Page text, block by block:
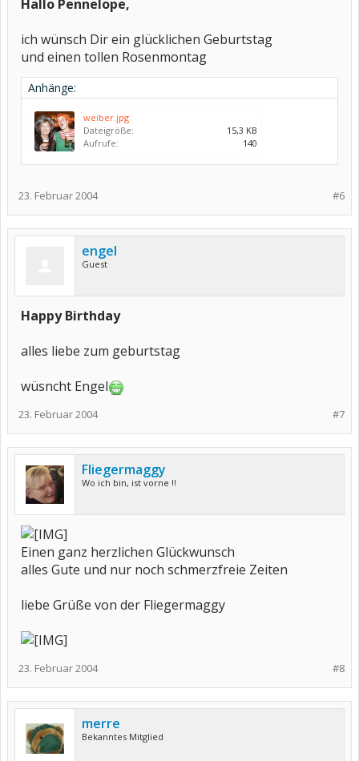
Hallo Pennelope,
ich wünsch Dir ein glücklichen Geburtstag
und einen tollen Rosenmontag
Anhänge:
weiber.jpg
Dateigröße:
15,3 KB
Aufrufe:
140
#6
23. Februar 2004
engel
Guest
Happy Birthday
alles liebe zum geburtstag
wüsncht Engel
#7
23. Februar 2004
Fliegermaggy
Wo ich bin, ist vorne !!
Einen ganz herzlichen Glückwunsch
alles Gute und nur noch schmerzfreie Zeiten
liebe Grüße von der Fliegermaggy
#8
23. Februar 2004
merre
Bekanntes Mitglied